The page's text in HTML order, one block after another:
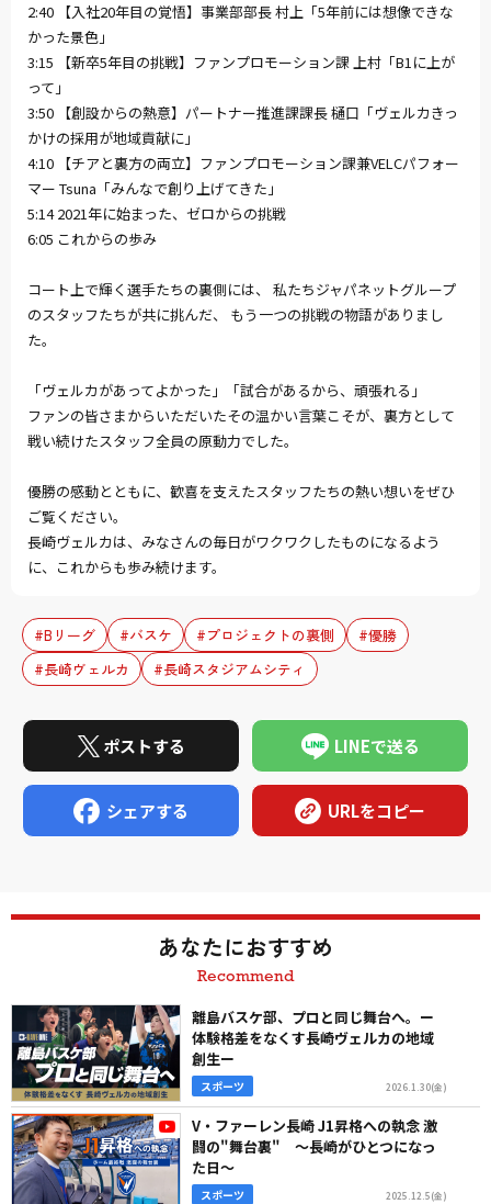
2:40 【入社20年目の覚悟】事業部部長 村上「5年前には想像できな
かった景色」
3:15 【新卒5年目の挑戦】ファンプロモーション課 上村「B1に上が
って」
3:50 【創設からの熱意】パートナー推進課課長 樋口「ヴェルカきっ
かけの採用が地域貢献に」
4:10 【チアと裏方の両立】ファンプロモーション課兼VELCパフォー
マー Tsuna「みんなで創り上げてきた」
5:14 2021年に始まった、ゼロからの挑戦
6:05 これからの歩み
コート上で輝く選手たちの裏側には、 私たちジャパネットグループ
のスタッフたちが共に挑んだ、 もう一つの挑戦の物語がありまし
た。
「ヴェルカがあってよかった」「試合があるから、頑張れる」
ファンの皆さまからいただいたその温かい言葉こそが、裏方として
戦い続けたスタッフ全員の原動力でした。
優勝の感動とともに、歓喜を支えたスタッフたちの熱い想いをぜひ
ご覧ください。
長崎ヴェルカは、みなさんの毎日がワクワクしたものになるよう
に、これからも歩み続けます。
#Bリーグ #バスケ #プロジェクトの裏側
#優勝
#長崎ヴェルカ
#長崎スタジアムシティ
ポストする LINEで送る
シェアする URLをコピー
あなたにおすすめ
Recommend
離島バスケ部、プロと同じ舞台へ。ー
体験格差をなくす長崎ヴェルカの地域
創生ー
スポーツ 2026.1.30(金)
V・ファーレン長崎 J1昇格への執念 激
闘の"舞台裏" ～長崎がひとつになっ
た日～
スポーツ 2025.12.5(金)